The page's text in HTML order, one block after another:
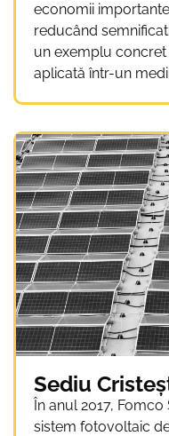
economii
reducând
un exemplu
aplicată într-un
Sediu
În anul 2017,
sistem fotovoltaic